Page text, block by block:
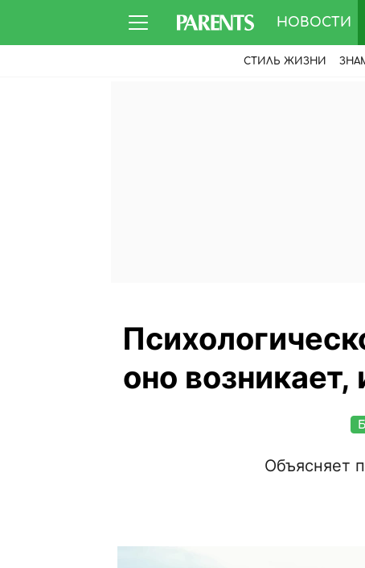
НОВОСТИ
СТИЛЬ ЖИЗНИ
оно возникает,
Объясняет